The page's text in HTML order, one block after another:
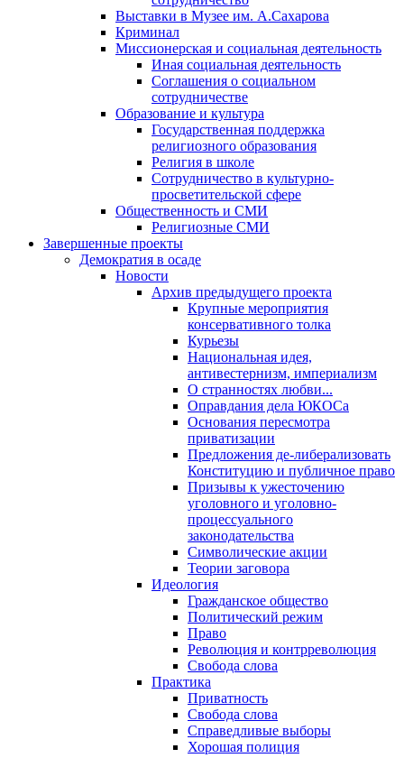
Выставки в Музее им. А.Сахарова
Криминал
Миссионерская и социальная деятельность
Иная социальная деятельность
Соглашения о социальном
сотрудничестве
Образование и культура
Государственная поддержка
религиозного образования
Религия в школе
Сотрудничество в культурно-
просветительской сфере
Общественность и СМИ
Религиозные СМИ
Завершенные проекты
Демократия в осаде
Новости
Архив предыдущего проекта
Крупные мероприятия
консервативного толка
Курьезы
Национальная идея,
антивестернизм, империализм
О странностях любви...
Оправдания дела ЮКОСа
Основания пересмотра
приватизации
Предложения де-либерализовать
Конституцию и публичное право
Призывы к ужесточению
уголовного и уголовно-
процессуального
законодательства
Символические акции
Теории заговора
Идеология
Гражданское общество
Политический режим
Право
Революция и контрреволюция
Свобода слова
Практика
Приватность
Свобода слова
Справедливые выборы
Хорошая полиция